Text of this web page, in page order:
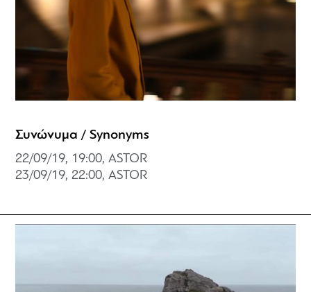
Συνώνυμα / Synonyms
22/09/19, 19:00, ASTOR
23/09/19, 22:00, ASTOR